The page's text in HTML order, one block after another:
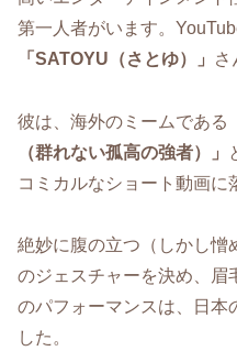
第一人者がいます。
「SATOYU（さとゆ）」
さ
彼は、海外のミームである
（群れない孤高の強者）」
コミカルなショート動画に
絶妙に腹の立つ（しかし憎
のジェスチャーを決め、眉
のパフォーマンスは、日本
した。